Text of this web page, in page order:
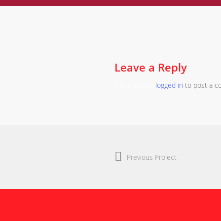
Leave a Reply
logged in to post a
Previous Project